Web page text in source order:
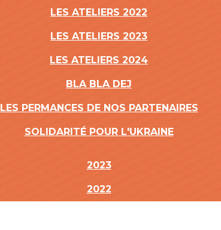
LES ATELIERS 2022
LES ATELIERS 2023
LES ATELIERS 2024
BLA BLA DEJ
LES PERMANCES DE NOS PARTENAIRES
SOLIDARITÉ POUR L'UKRAINE
2023
2022